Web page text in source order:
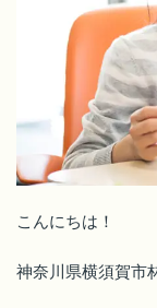
こんにちは！
神奈川県横須賀市